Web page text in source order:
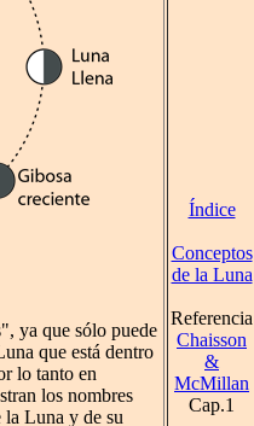
ya que sólo puede
que está dentro
lo tanto en
los nombres
la Luna y de su
Índice
Conceptos
de la Luna
Referencia
Chaisson
&
McMillan
Cap.1